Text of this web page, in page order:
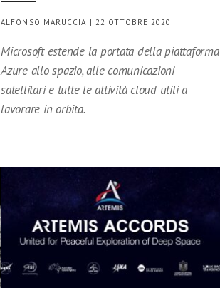
ALFONSO MARUCCIA | 22 OTTOBRE 2020
Microsoft estende la portata della piattaforma
Azure allo spazio, alle comunicazioni
satellitari e tutte le attività cloud utili a
lavorare in orbita.